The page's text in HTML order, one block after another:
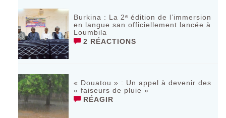
Burkina : La 2ᵉ édition de l’immersion
en langue san officiellement lancée à
Loumbila
2 RÉACTIONS
« Douatou » : Un appel à devenir des
« faiseurs de pluie »
RÉAGIR